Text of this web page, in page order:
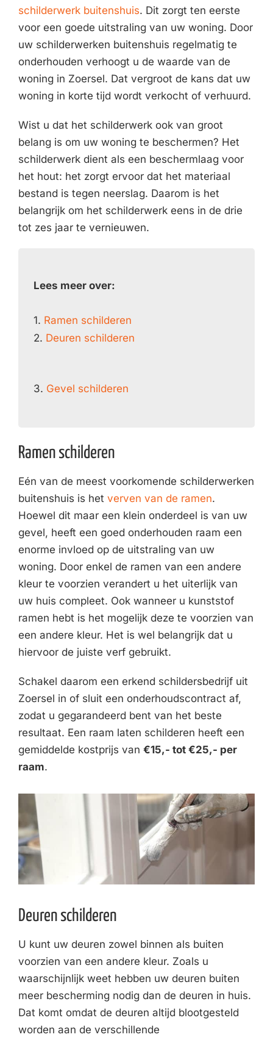
schilderwerk buitenshuis. Dit zorgt ten eerste
voor een goede uitstraling van uw woning. Door
uw schilderwerken buitenshuis regelmatig te
onderhouden verhoogt u de waarde van de
woning in Zoersel. Dat vergroot de kans dat uw
woning in korte tijd wordt verkocht of verhuurd.
Wist u dat het schilderwerk ook van groot
belang is om uw woning te beschermen? Het
schilderwerk dient als een beschermlaag voor
het hout: het zorgt ervoor dat het materiaal
bestand is tegen neerslag. Daarom is het
belangrijk om het schilderwerk eens in de drie
tot zes jaar te vernieuwen.
Lees meer over:
1. Ramen schilderen
2. Deuren schilderen
3. Gevel schilderen
Ramen schilderen
Eén van de meest voorkomende schilderwerken
buitenshuis is het verven van de ramen.
Hoewel dit maar een klein onderdeel is van uw
gevel, heeft een goed onderhouden raam een
enorme invloed op de uitstraling van uw
woning. Door enkel de ramen van een andere
kleur te voorzien verandert u het uiterlijk van
uw huis compleet. Ook wanneer u kunststof
ramen hebt is het mogelijk deze te voorzien van
een andere kleur. Het is wel belangrijk dat u
hiervoor de juiste verf gebruikt.
Schakel daarom een erkend schildersbedrijf uit
Zoersel in of sluit een onderhoudscontract af,
zodat u gegarandeerd bent van het beste
resultaat. Een raam laten schilderen heeft een
gemiddelde kostprijs van €15,- tot €25,- per
raam.
Deuren schilderen
U kunt uw deuren zowel binnen als buiten
voorzien van een andere kleur. Zoals u
waarschijnlijk weet hebben uw deuren buiten
meer bescherming nodig dan de deuren in huis.
Dat komt omdat de deuren altijd blootgesteld
worden aan de verschillende